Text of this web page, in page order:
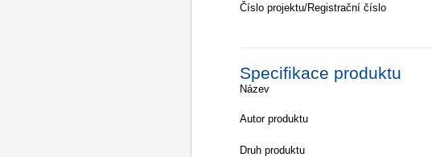
Číslo projektu/Registrační číslo
Specifikace produktu
Název
Autor produktu
Druh produktu